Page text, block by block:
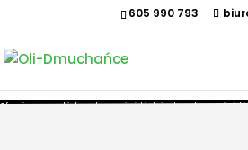
605 990 793
Oferujemy zamki dmuchane, zjeżdżalnie dmuchane,